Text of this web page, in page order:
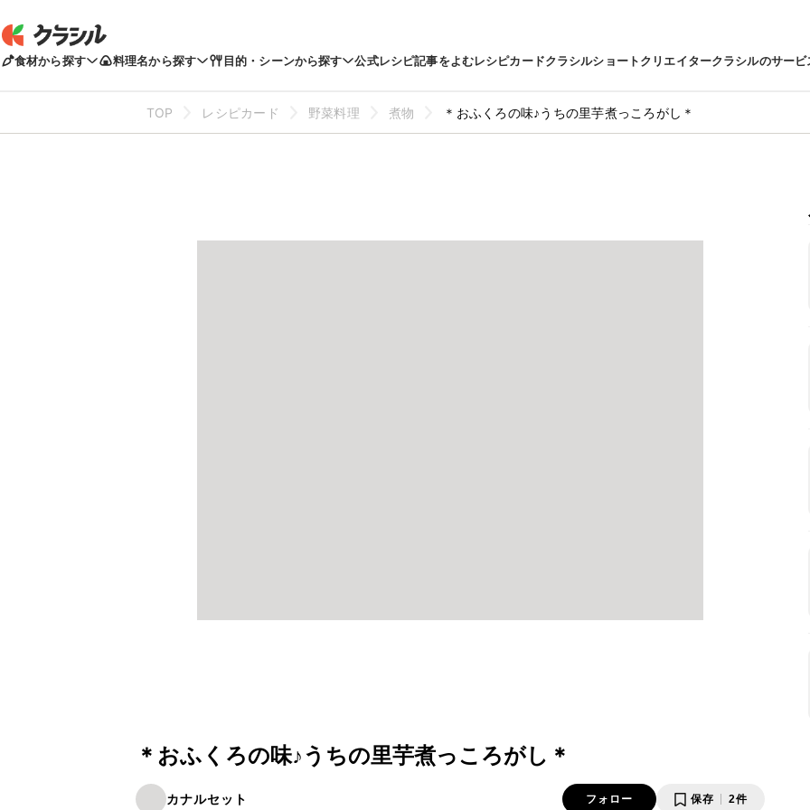
食材から探す 料理名から探す 目的・シーンから探す 公式レシピ記事をよむレシピカードクラシルショートクリエイタークラシルのサービ
TOP レシピカード 野菜料理 煮物 ＊おふくろの味♪うちの里芋煮っころがし＊
＊おふくろの味♪うちの里芋煮っころがし＊
カナルセット フォロー 保存 2件